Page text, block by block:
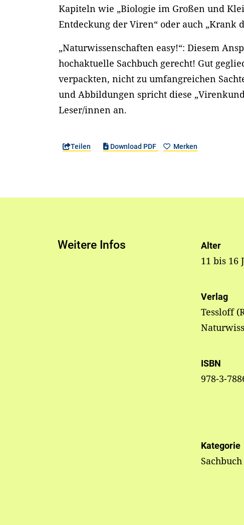
Kapiteln wie „Biologie im Großen und
Entdeckung der Viren“ oder auch „Krank
„Naturwissenschaften easy!“: Diesem
hochaktuelle Sachbuch gerecht! Gut
verpackten, nicht zu umfangreichen
und Abbildungen spricht diese
Leser/innen an.
Teilen Download PDF Merken
Weitere Infos Alter
11 bis 16
Verlag
Tessloff
ISBN
978-3-
Kategorie
Sachbuch